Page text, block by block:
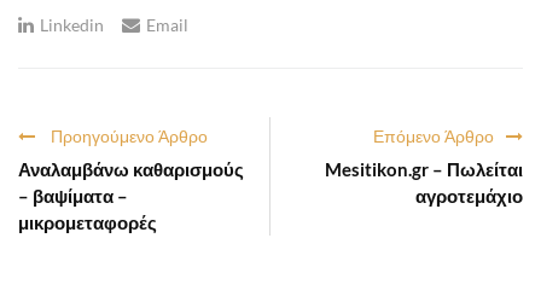
Linkedin
Email
Επόμενο Άρθρο
Mesitikon.gr – Πωλείται
αγροτεμάχιο
Προηγούμενο Άρθρο
Αναλαμβάνω καθαρισμούς
– βαψίματα –
μικρομεταφορές